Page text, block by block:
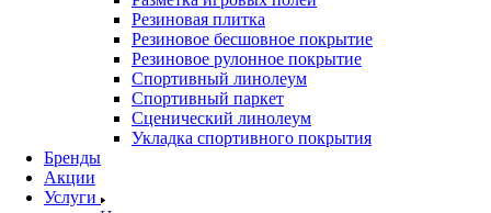
Резиновая плитка
Резиновое бесшовное покрытие
Резиновое рулонное покрытие
Спортивный линолеум
Спортивный паркет
Сценический линолеум
Укладка спортивного покрытия
Бренды
Акции
Услуги